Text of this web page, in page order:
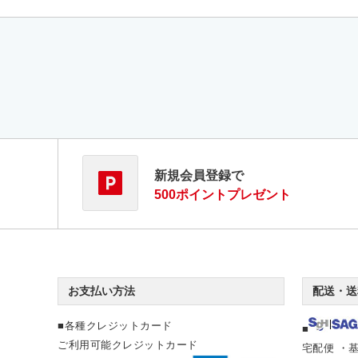
新規会員登録で
500ポイントプレゼント
お支払い方法
■各種クレジットカード
ご利用可能クレジットカード
配送・
■
宅配便 ・